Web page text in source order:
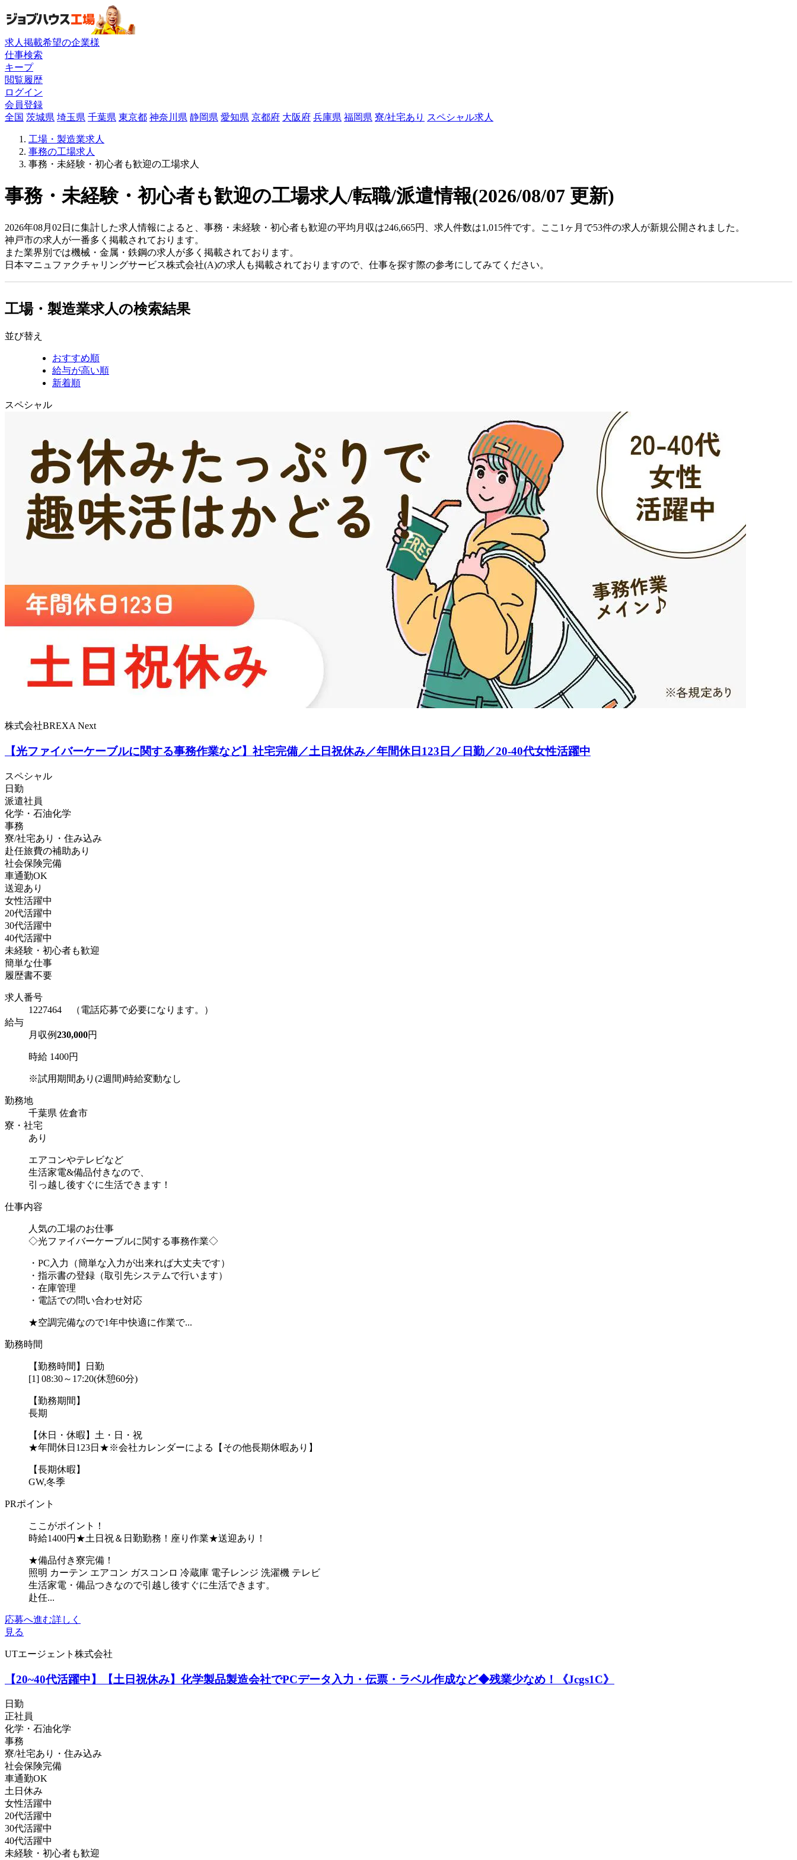
求人掲載希望の企業様
仕事検索
キープ
閲覧履歴
ログイン
会員登録
全国 茨城県 埼玉県 千葉県 東京都 神奈川県 静岡県 愛知県 京都府 大阪府 兵庫県 福岡県 寮/社宅あり スペシャル求人
工場・製造業求人
事務の工場求人
事務・未経験・初心者も歓迎の工場求人
事務・未経験・初心者も歓迎の工場求人/転職/派遣情報(2026/08/07 更新)
2026年08月02日に集計した求人情報によると、事務・未経験・初心者も歓迎の平均月収は246,665円、求人件数は1,015件です。ここ1ヶ月で53件の求人が新規公開されました。
神戸市の求人が一番多く掲載されております。
また業界別では機械・金属・鉄鋼の求人が多く掲載されております。
日本マニュファクチャリングサービス株式会社(A)の求人も掲載されておりますので、仕事を探す際の参考にしてみてください。
工場・製造業求人の検索結果
並び替え
おすすめ順
給与が高い順
新着順
スペシャル
株式会社BREXA Next
【光ファイバーケーブルに関する事務作業など】社宅完備／土日祝休み／年間休日123日／日勤／20-40代女性活躍中
スペシャル
日勤
派遣社員
化学・石油化学
事務
寮/社宅あり・住み込み
赴任旅費の補助あり
社会保険完備
車通勤OK
送迎あり
女性活躍中
20代活躍中
30代活躍中
40代活躍中
未経験・初心者も歓迎
簡単な仕事
履歴書不要
求人番号
1227464 （電話応募で必要になります。）
給与
月収例230,000円
時給 1400円
※試用期間あり(2週間)時給変動なし
勤務地
千葉県 佐倉市
寮・社宅
あり
エアコンやテレビなど
生活家電&備品付きなので、
引っ越し後すぐに生活できます！
仕事内容
人気の工場のお仕事
◇光ファイバーケーブルに関する事務作業◇
・PC入力（簡単な入力が出来れば大丈夫です）
・指示書の登録（取引先システムで行います）
・在庫管理
・電話での問い合わせ対応
★空調完備なので1年中快適に作業で...
勤務時間
【勤務時間】日勤
[1] 08:30～17:20(休憩60分)
【勤務期間】
長期
【休日・休暇】土・日・祝
★年間休日123日★※会社カレンダーによる【その他長期休暇あり】
【長期休暇】
GW,冬季
PRポイント
ここがポイント！
時給1400円★土日祝＆日勤勤務！座り作業★送迎あり！
★備品付き寮完備！
照明 カーテン エアコン ガスコンロ 冷蔵庫 電子レンジ 洗濯機 テレビ
生活家電・備品つきなので引越し後すぐに生活できます。
赴任...
応募へ進む詳しく
見る
UTエージェント株式会社
【20~40代活躍中】【土日祝休み】化学製品製造会社でPCデータ入力・伝票・ラベル作成など◆残業少なめ！《Jcgs1C》
日勤
正社員
化学・石油化学
事務
寮/社宅あり・住み込み
社会保険完備
車通勤OK
土日休み
女性活躍中
20代活躍中
30代活躍中
40代活躍中
未経験・初心者も歓迎